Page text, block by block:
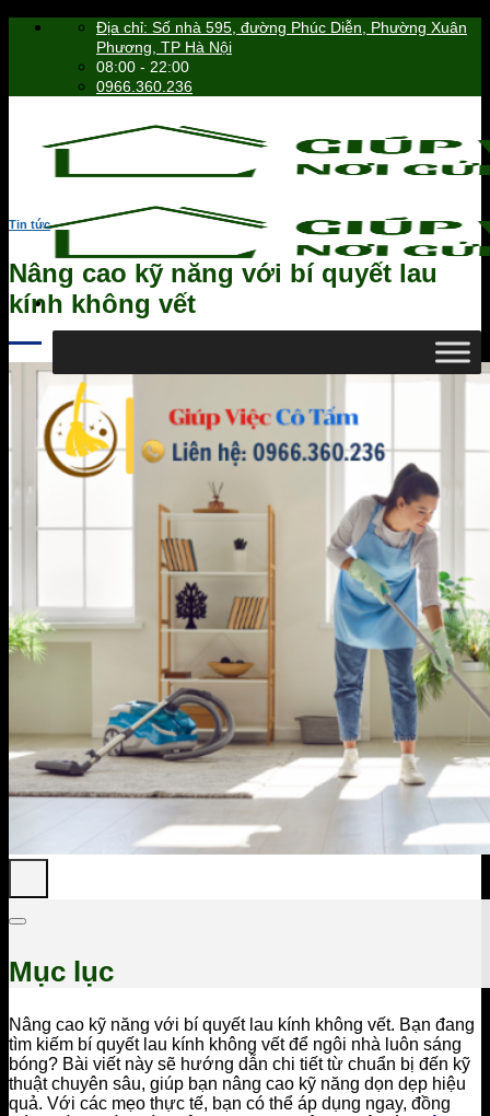
Skip
Địa chỉ: Số nhà 595, đường Phúc Diễn, Phường Xuân
Phương, TP Hà Nội
08:00 - 22:00
0966.360.236
0966.360.236
Tìm
kiếm:
Tin tức
Nâng cao kỹ năng với bí quyết lau
kính không vết
Mục lục
Nâng cao kỹ năng với bí quyết lau kính không vết. Bạn đang
tìm kiếm bí quyết lau kính không vết để ngôi nhà luôn sáng
bóng? Bài viết này sẽ hướng dẫn chi tiết từ chuẩn bị đến kỹ
thuật chuyên sâu, giúp bạn nâng cao kỹ năng dọn dẹp hiệu
quả. Với các mẹo thực tế, bạn có thể áp dụng ngay, đồng